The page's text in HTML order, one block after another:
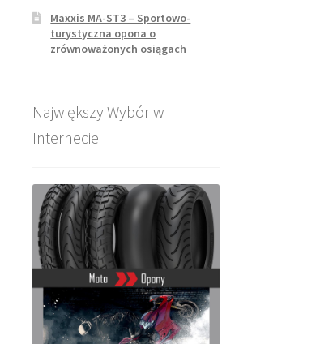
Maxxis MA-ST3 – Sportowo-
turystyczna opona o
zrównoważonych osiągach
Największy Wybór w
Internecie